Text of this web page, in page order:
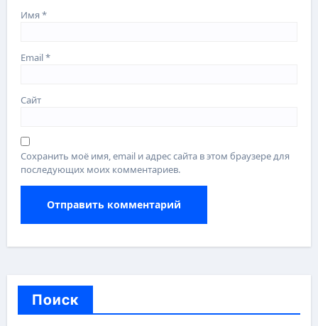
Имя*
Email*
Сайт
Сохранить моё имя, email и адрес сайта в этом браузере для
последующих моих комментариев.
Поиск